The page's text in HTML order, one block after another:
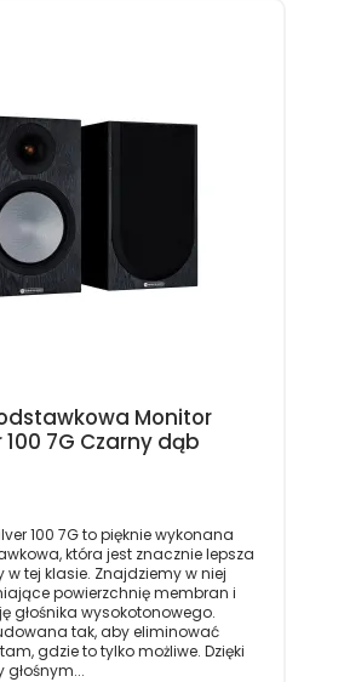
Monitor
7G Czarny dąb
100 7G to pięknie wykonana
która jest znacznie lepsza
w tej klasie. Znajdziemy w niej
powierzchnię membran i
głośnika wysokotonowego.
tak, aby eliminować
gdzie to tylko możliwe. Dzięki
głośnym...